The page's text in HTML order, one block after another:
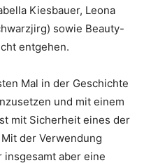
Kiesbauer, Leona
sowie Beauty-
entgehen.
Mal in der Geschichte
und mit einem
mit Sicherheit eines der
der Verwendung
insgesamt aber eine